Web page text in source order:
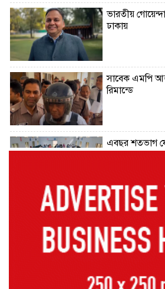
ভারতীয়
ঢাকায়
সাবেক এমপি
রিমান্ডে
এবছর শতভাগ
এ বছর
মধ্যে সর্বনিম্ন